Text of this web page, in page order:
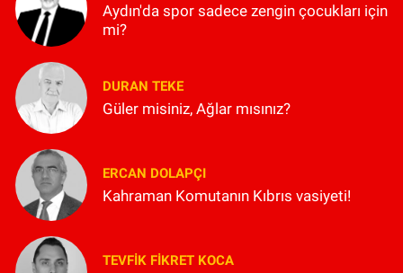
Aydın'da spor sadece zengin çocukları için
mi?
DURAN TEKE
Güler misiniz, Ağlar mısınız?
ERCAN DOLAPÇI
Kahraman Komutanın Kıbrıs vasiyeti!
TEVFIK FIKRET KOCA